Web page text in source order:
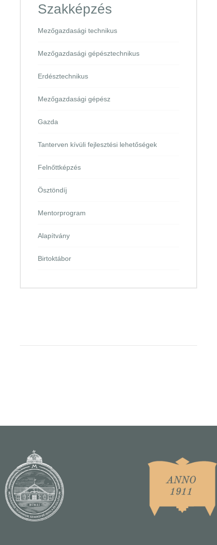
Szakképzés
Mezőgazdasági technikus
Mezőgazdasági gépésztechnikus
Erdésztechnikus
Mezőgazdasági gépész
Gazda
Tanterven kívüli fejlesztési lehetőségek
Felnőttképzés
Ösztöndíj
Mentorprogram
Alapítvány
Birtoktábor